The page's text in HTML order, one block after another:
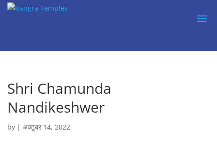
Shri Chamunda
Nandikeshwer
by | अक्टूबर 14, 2022